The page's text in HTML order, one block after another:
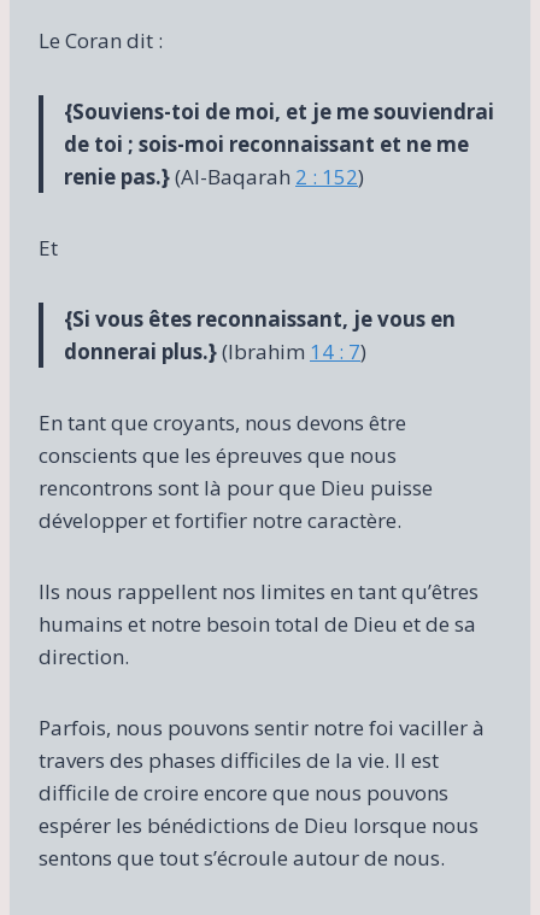
Le Coran dit :
{Souviens-toi de moi, et je me souviendrai
de toi ; sois-moi reconnaissant et ne me
renie pas.}(Al-Baqarah 2 : 152)
Et
{Si vous êtes reconnaissant, je vous en
donnerai plus.}(Ibrahim 14 : 7)
En tant que croyants, nous devons être
conscients que les épreuves que nous
rencontrons sont là pour que Dieu puisse
développer et fortifier notre caractère.
Ils nous rappellent nos limites en tant qu’êtres
humains et notre besoin total de Dieu et de sa
direction.
Parfois, nous pouvons sentir notre foi vaciller à
travers des phases difficiles de la vie. Il est
difficile de croire encore que nous pouvons
espérer les bénédictions de Dieu lorsque nous
sentons que tout s’écroule autour de nous.